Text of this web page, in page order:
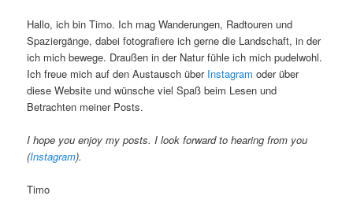
Hallo, ich bin Timo. Ich mag Wanderungen, Radtouren und
Spaziergänge, dabei fotografiere ich gerne die Landschaft, in der
ich mich bewege. Draußen in der Natur fühle ich mich pudelwohl.
Ich freue mich auf den Austausch über Instagram oder über
diese Website und wünsche viel Spaß beim Lesen und
Betrachten meiner Posts.
I hope you enjoy my posts. I look forward to hearing from you
(Instagram).
Timo